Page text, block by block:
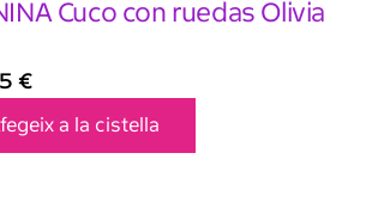
Cuco con ruedas Olivia
€
a la cistella